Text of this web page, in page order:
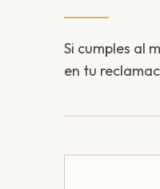
Si cumples al
en tu